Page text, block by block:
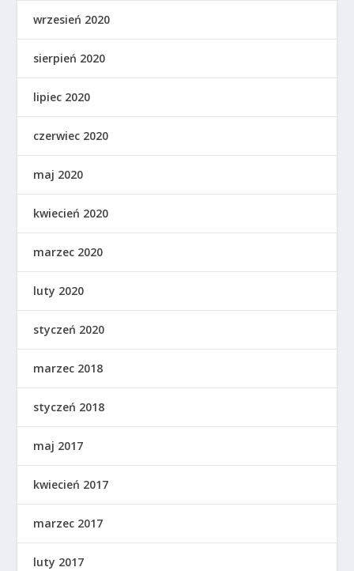
wrzesień 2020
sierpień 2020
lipiec 2020
czerwiec 2020
maj 2020
kwiecień 2020
marzec 2020
luty 2020
styczeń 2020
marzec 2018
styczeń 2018
maj 2017
kwiecień 2017
marzec 2017
luty 2017